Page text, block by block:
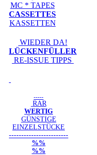
MC * TAPES
CASSETTES
KASSETTEN
WIEDER DA!
LÜCKENFÜLLER
RE-ISSUE TIPPS
-----
RAR
WERTIG
GÜNSTIGE
EINZELSTÜCKE
------------------------
%%
%%